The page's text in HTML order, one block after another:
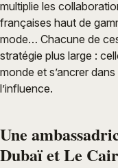
multiplie les
françaises haut de
mode… Chacune de
stratégie plus large :
monde et s’ancrer
l’influence.
Une
Dubaï et Le